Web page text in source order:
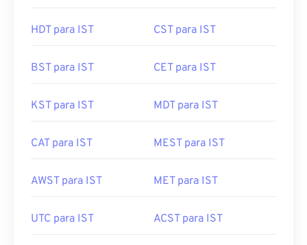
HDT para IST CST para IST
BST para IST CET para IST
KST para IST MDT para IST
CAT para IST MEST para IST
AWST para IST MET para IST
UTC para IST ACST para IST